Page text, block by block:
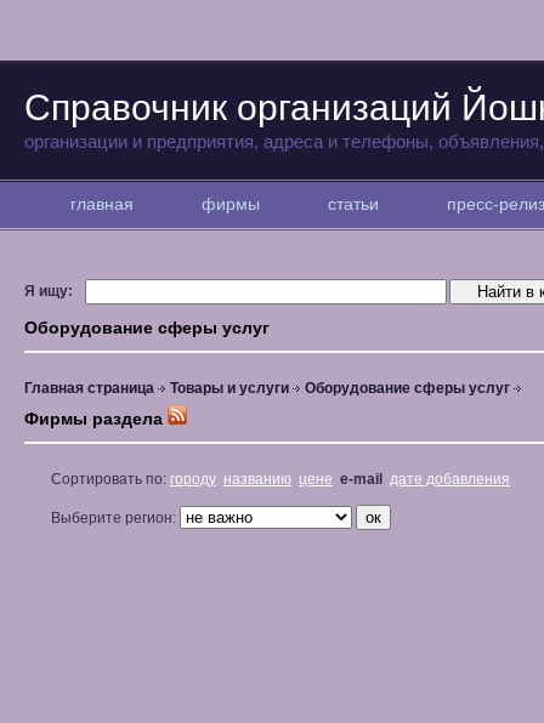
Справочник организаций
организации и предприятия, адреса и телефоны,
главная фирмы статьи пресс-
Я ищу:
Оборудование сферы услуг
Главная страница Товары и услуги Оборудование сферы услуг
Фирмы раздела
Сортировать по: городу названию цене e-mail дате добавления
Выберите регион: